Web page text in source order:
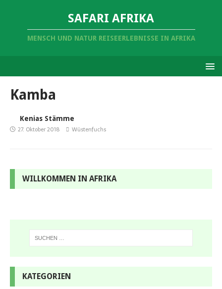
SAFARI AFRIKA
MENSCH UND NATUR REISEERLEBNISSE IN AFRIKA
Kamba
Kenias Stämme
27. Oktober 2018 Wüstenfuchs
WILLKOMMEN IN AFRIKA
KATEGORIEN